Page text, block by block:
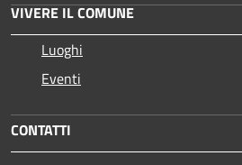
VIVERE IL COMUNE
Luoghi
Eventi
CONTATTI